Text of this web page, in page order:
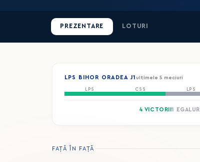
PREZENTARE LOTURI
LPS BIHOR ORADEA J1 ultimele 5 meciuri
LPS CSS LPS
4 VICTORII1 EGALURI
FAȚĂ ÎN FAȚĂ